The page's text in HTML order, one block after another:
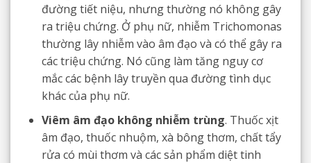
đường tiết niệu, nhưng thường nó không gây
ra triệu chứng. Ở phụ nữ, nhiễm Trichomonas
thường lây nhiễm vào âm đạo và có thể gây ra
các triệu chứng. Nó cũng làm tăng nguy cơ
mắc các bệnh lây truyền qua đường tình dục
khác của phụ nữ.
Viêm âm đạo không nhiễm trùng. Thuốc xịt
âm đạo, thuốc nhuộm, xà bông thơm, chất tẩy
rửa có mùi thơm và các sản phẩm diệt tinh